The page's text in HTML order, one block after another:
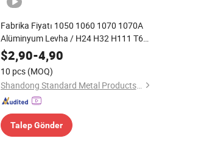
Fabrika Fiyatı 1050 1060 1070 1070A
Alüminyum Levha / H24 H32 H111 T6
3003 3004 3005 5052 5083 5086 5754
6063 6061 7075 Alüminyum Levha
$2,90-4,90
10 pcs (MOQ)
Shandong Standard Metal Products Co., Ltd.
Talep Gönder